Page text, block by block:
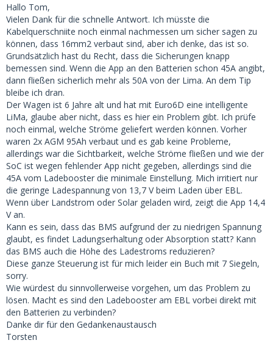
Hallo Tom,
Vielen Dank für die schnelle Antwort. Ich müsste die
Kabelquerschniite noch einmal nachmessen um sicher sagen zu
können, dass 16mm2 verbaut sind, aber ich denke, das ist so.
Grundsätzlich hast du Recht, dass die Sicherungen knapp
bemessen sind. Wenn die App an den Batterien schon 45A angibt,
dann fließen sicherlich mehr als 50A von der Lima. An dem Tip
bleibe ich dran.
Der Wagen ist 6 Jahre alt und hat mit Euro6D eine intelligente
LiMa, glaube aber nicht, dass es hier ein Problem gibt. Ich prüfe
noch einmal, welche Ströme geliefert werden können. Vorher
waren 2x AGM 95Ah verbaut und es gab keine Probleme,
allerdings war die Sichtbarkeit, welche Ströme fließen und wie der
SoC ist wegen fehlender App nicht gegeben, allerdings sind die
45A vom Ladebooster die minimale Einstellung. Mich irritiert nur
die geringe Ladespannung von 13,7 V beim Laden über EBL.
Wenn über Landstrom oder Solar geladen wird, zeigt die App 14,4
V an.
Kann es sein, dass das BMS aufgrund der zu niedrigen Spannung
glaubt, es findet Ladungserhaltung oder Absorption statt? Kann
das BMS auch die Höhe des Ladestroms reduzieren?
Diese ganze Steuerung ist für mich leider ein Buch mit 7 Siegeln,
sorry.
Wie würdest du sinnvollerweise vorgehen, um das Problem zu
lösen. Macht es sind den Ladebooster am EBL vorbei direkt mit
den Batterien zu verbinden?
Danke dir für den Gedankenaustausch
Torsten